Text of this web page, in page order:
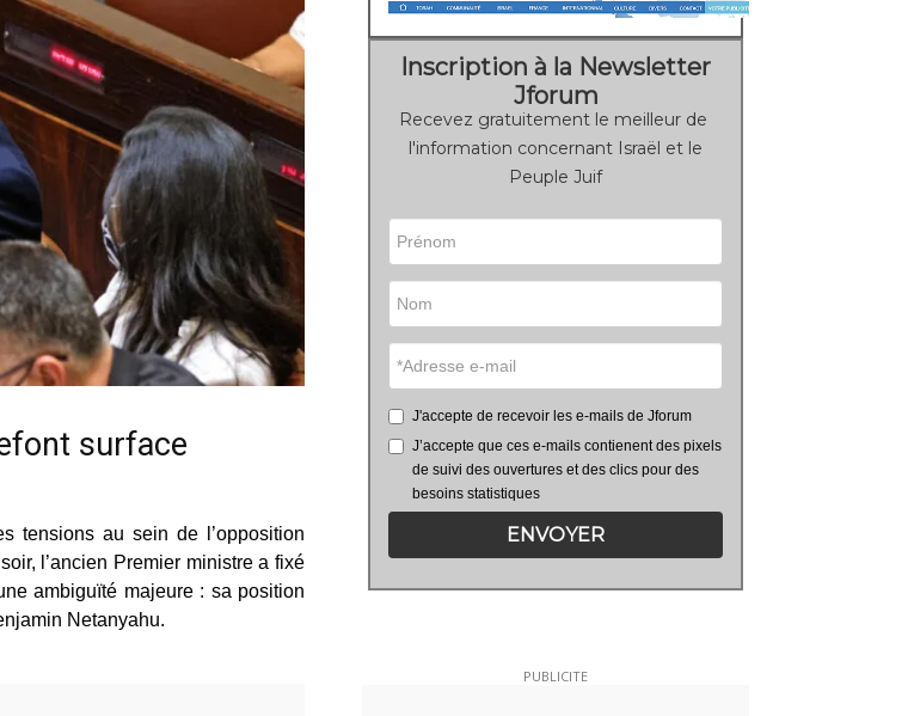
surface
tensions au sein de l’opposition
l’ancien Premier ministre a fixé
ambiguïté majeure : sa position
Netanyahu.
Inscription à la Newsletter
Jforum
Recevez gratuitement le meilleur de
l'information concernant Israël et le
Peuple Juif
J'accepte de recevoir les e-mails de Jforum
J’accepte que ces e-mails contienent des pixels
de suivi des ouvertures et des clics pour des
besoins statistiques
ENVOYER